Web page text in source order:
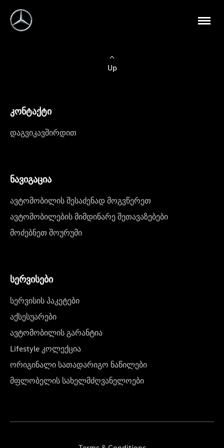
Up
კონტაქტი
დაგვიკავშირდით
ნავიგაცია
ავტომობილის შესაძენად მოგვწერეთ
ავტომობილების მიმდინარე შეთავაზებები
მოძებნეთ შოურუმი
სერვისები
სერვისის პაკეტები
აქსესუარები
ავტომობილის გარანტია
Lifestyle კოლექცია
ორიგინალი სათადარიგო ნაწილები
მფლობელის სახელმძღვანელოები